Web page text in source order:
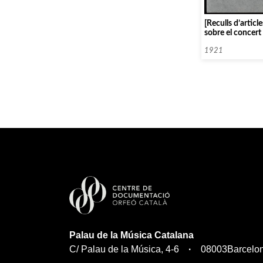
[Reculls
sobre el concert
Nicolau]
1921
Palau de la Música Catalana
C/ Palau de la Música, 4-6
08003